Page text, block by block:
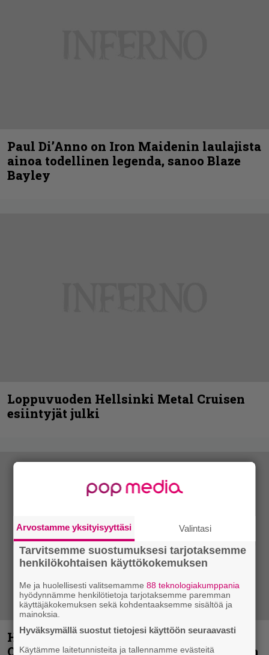
Paul Di’Anno on Iron Maidenin laulajista
ainoa todellinen legenda, sanoo Blaze
Bayley
Loppuvuoden Hellsinki Metal Cruisen
esiintyjät julki
Hellsinki Metal Festival kuvina, osa 2:
Opeth, Misþyrming, Eluveitie, Triptykon
Arvostamme yksityisyyttäsi Valintasi
Tarvitsemme suostumuksesi tarjotaksemme
henkilökohtaisen käyttökokemuksen
Me ja huolellisesti valitsemamme88 teknologiakumppania
hyödynnämme henkilötietoja tarjotaksemme paremman
käyttäjäkokemuksen sekä kohdentaaksemme sisältöä ja
mainoksia.
Hyväksymällä suostut tietojesi käyttöön seuraavasti
Käytämme laitetunnisteita ja tallennamme evästeitä